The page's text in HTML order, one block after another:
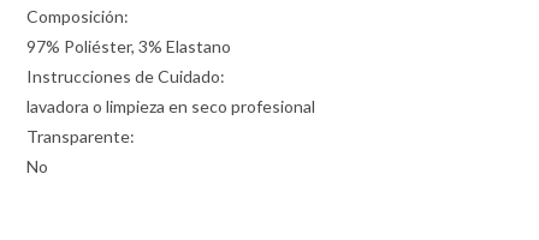
Composición:
97% Poliéster, 3% Elastano
Instrucciones de Cuidado:
lavadora o limpieza en seco profesional
Transparente:
No